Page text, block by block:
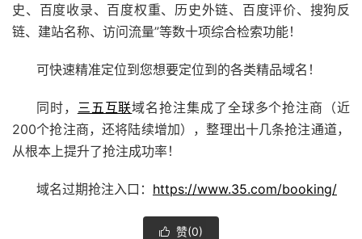
史、百度收录、百度权重、历史外链、百度评价、搜狗反
链、建站名称、访问流量”等数十项综合检索功能！
可快速精准定位到您想要定位到的各类精品域名！
同时， 三五互联域名抢注集成了全球多个抢注商（近
200个抢注商，还将陆续增加），整理出十几条抢注通道，
从根本上提升了抢注成功率！
域名过期抢注入口： https://www.35.com/booking/
 赞(0)